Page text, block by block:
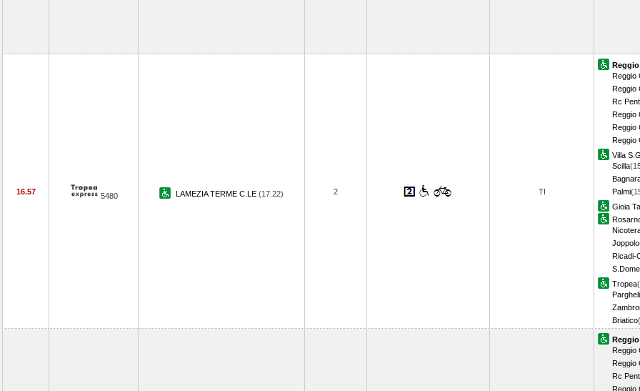
16.57 5480 LAMEZIA TERME C.LE (17.22) 2 TI
Reggio
Reggio
Rc
Reggio
Reggio
Reggio
Villa
Scilla
Palmi
Gioia
Joppolo
Ricadi-
Tropea
Briatico
Reggio
Reggio
Rc
Reggio